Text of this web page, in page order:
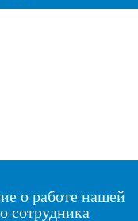
о работе нашей
сотрудника